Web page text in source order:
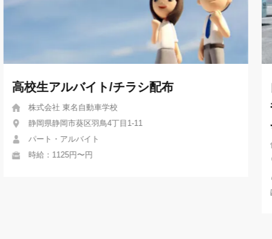
自動車学校の教習指導員/正社員/資格取得
者/テレビ東京全国放送「ありえへん∞世
界」特集実績あり
株式会社 東名自動車学校
静岡県藤枝市上当間731